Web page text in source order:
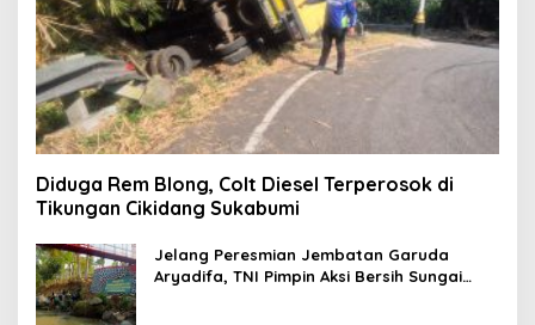
Diduga Rem Blong, Colt Diesel Terperosok di
Tikungan Cikidang Sukabumi
Jelang Peresmian Jembatan Garuda
Aryadifa, TNI Pimpin Aksi Bersih Sungai